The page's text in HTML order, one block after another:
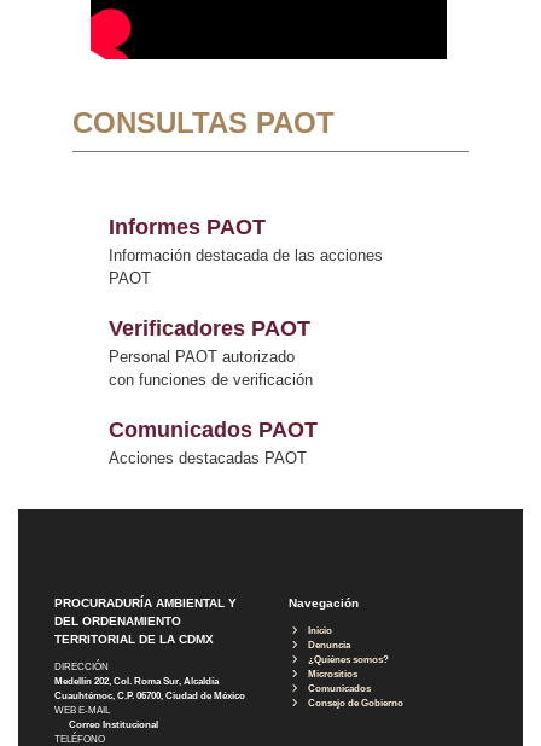
CONSULTAS PAOT
Informes PAOT
Información destacada de las acciones
PAOT
Verificadores PAOT
Personal PAOT autorizado
con funciones de verificación
Comunicados PAOT
Acciones destacadas PAOT
PROCURADURÍA AMBIENTAL Y
DEL ORDENAMIENTO
TERRITORIAL DE LA CDMX
DIRECCIÓN
Medellín 202, Col. Roma Sur, Alcaldía
Cuauhtémoc, C.P. 06700, Ciudad de México
WEB E-MAIL
Correo Institucional
TELÉFONO
Navegación
Inicio
Denuncia
¿Quiénes somos?
Micrositios
Comunicados
Consejo de Gobierno